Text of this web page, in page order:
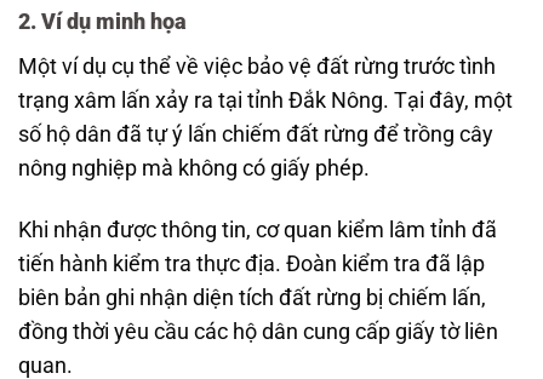
2. Ví dụ minh họa
Một ví dụ cụ thể về việc bảo vệ đất rừng trước tình
trạng xâm lấn xảy ra tại tỉnh Đắk Nông. Tại đây, một
số hộ dân đã tự ý lấn chiếm đất rừng để trồng cây
nông nghiệp mà không có giấy phép.
Khi nhận được thông tin, cơ quan kiểm lâm tỉnh đã
tiến hành kiểm tra thực địa. Đoàn kiểm tra đã lập
biên bản ghi nhận diện tích đất rừng bị chiếm lấn,
đồng thời yêu cầu các hộ dân cung cấp giấy tờ liên
quan.